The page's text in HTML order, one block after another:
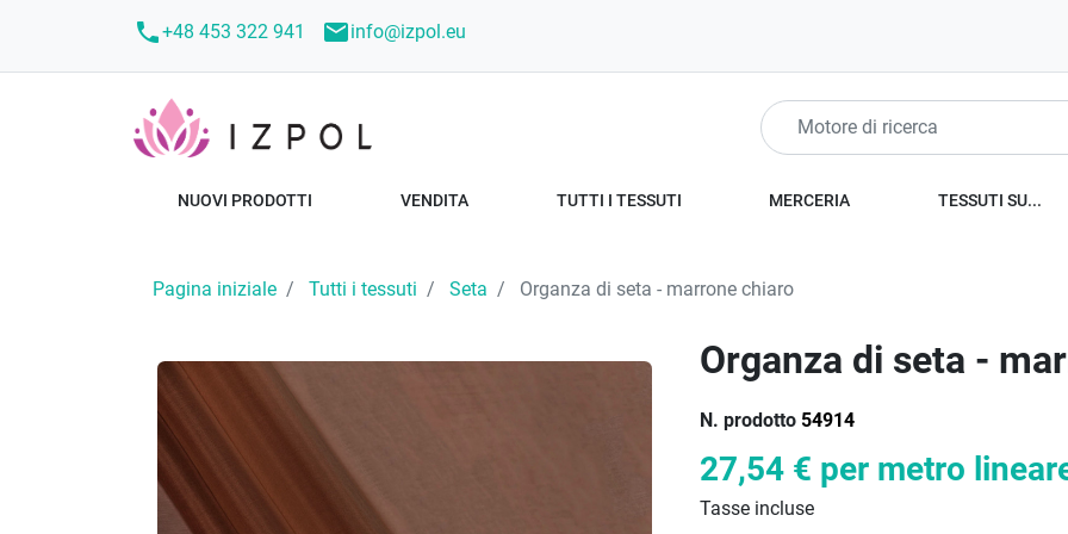
call+48 453 322 941 mailinfo@izpol.eu
NUOVI PRODOTTI VENDITA TUTTI I TESSUTI MERCERIA TESSUTI SU...
Pagina iniziale Tutti i tessuti Seta Organza di seta - marrone chiaro
Organza di seta -
N. prodotto 54914
27,54 € per metro
Tasse incluse